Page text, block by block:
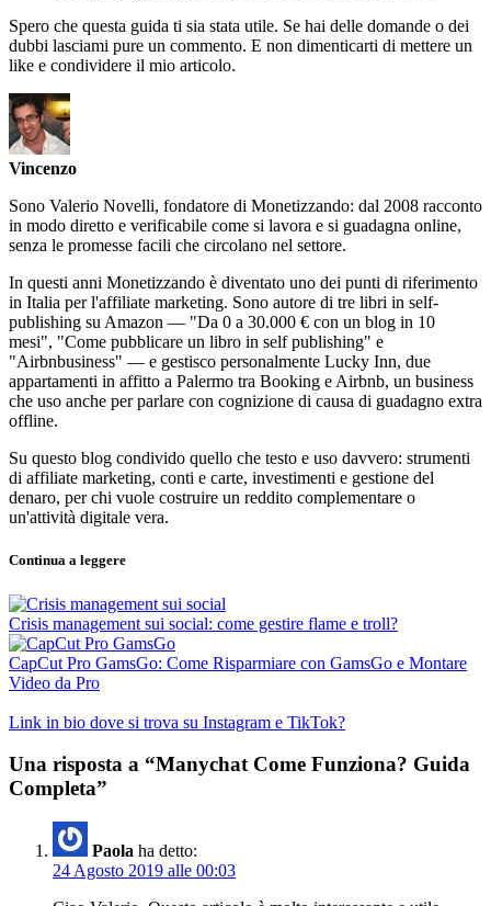
Spero che questa guida ti sia stata utile. Se hai delle domande o dei
dubbi lasciami pure un commento. E non dimenticarti di mettere un
like e condividere il mio articolo.
Vincenzo
Sono Valerio Novelli, fondatore di Monetizzando: dal 2008 racconto
in modo diretto e verificabile come si lavora e si guadagna online,
senza le promesse facili che circolano nel settore.
In questi anni Monetizzando è diventato uno dei punti di riferimento
in Italia per l'affiliate marketing. Sono autore di tre libri in self-
publishing su Amazon — "Da 0 a 30.000 € con un blog in 10
mesi", "Come pubblicare un libro in self publishing" e
"Airbnbusiness" — e gestisco personalmente Lucky Inn, due
appartamenti in affitto a Palermo tra Booking e Airbnb, un business
che uso anche per parlare con cognizione di causa di guadagno extra
offline.
Su questo blog condivido quello che testo e uso davvero: strumenti
di affiliate marketing, conti e carte, investimenti e gestione del
denaro, per chi vuole costruire un reddito complementare o
un'attività digitale vera.
Continua a leggere
Crisis management sui social: come gestire flame e troll?
CapCut Pro GamsGo: Come Risparmiare con GamsGo e Montare
Video da Pro
Link in bio dove si trova su Instagram e TikTok?
Una risposta a “Manychat Come Funziona? Guida
Completa”
Paola ha detto:
24 Agosto 2019 alle 00:03